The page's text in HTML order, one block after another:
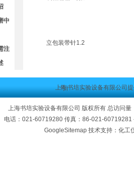
中
注
上海书培实验设备有限公司
上海书培实验设备有限公司 版权所有 总访问量
电话：021-60719280 传真：86-021-
GoogleSitemap技术支持：化工